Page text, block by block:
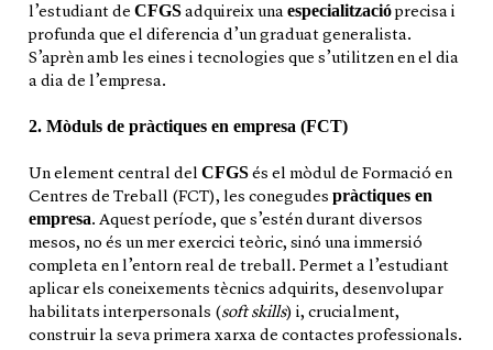
l’estudiant de CFGS adquireix una especialitzacióprecisa i
profunda que el diferencia d’un graduat generalista.
S’aprèn amb les eines i tecnologies que s’utilitzen en el dia
a dia de l’empresa.
2. Mòduls de pràctiques en empresa (FCT)
Un element central del CFGS és el mòdul de Formació en
Centres de Treball (FCT), les conegudes pràctiques en
empresa. Aquest període, que s’estén durant diversos
mesos, no és un mer exercici teòric, sinó una immersió
completa en l’entorn real de treball. Permet a l’estudiant
aplicar els coneixements tècnics adquirits, desenvolupar
habilitats interpersonals (soft skills) i, crucialment,
construir la seva primera xarxa de contactes professionals.